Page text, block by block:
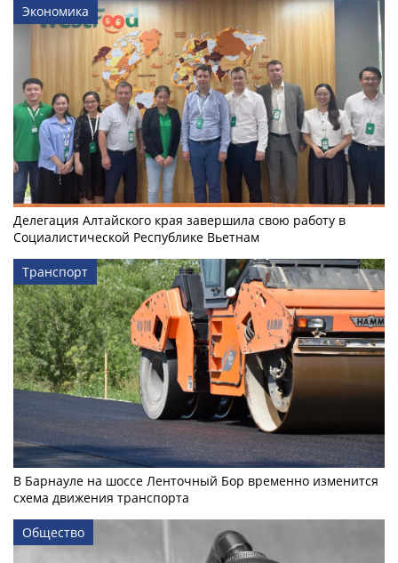
Экономика
Делегация Алтайского края завершила свою работу в
Социалистической Республике Вьетнам
Транспорт
В Барнауле на шоссе Ленточный Бор временно изменится
схема движения транспорта
Общество